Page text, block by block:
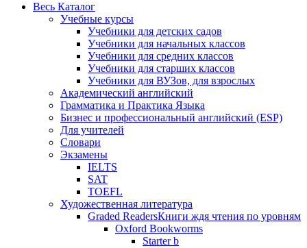
Весь Каталог
Учебные курсы
Учебники для детских садов
Учебники для начальных классов
Учебники для средних классов
Учебники для старших классов
Учебники для ВУЗов, для взрослых
Академический английский
Грамматика и Практика Языка
Бизнес и профессиональный английский (ESP)
Для учителей
Словари
Экзамены
IELTS
SAT
TOEFL
Художественная литература
Graded ReadersКниги ждя чтения по уровням
Oxford Bookworms
Starter b